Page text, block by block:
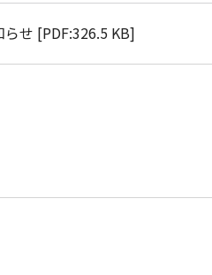
せ [PDF:326.5 KB]